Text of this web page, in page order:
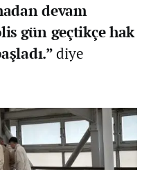
devam
gün geçtikçe hak
diye